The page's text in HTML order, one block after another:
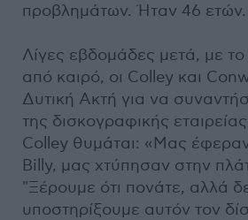
προβλημάτων. Ήταν 46 ετών.
Λίγες εβδομάδες μετά, με
από καιρό, οι Colley και
Δυτική Ακτή για να
της δισκογραφικής
Colley θυμάται: «Μας
Billy, μας χτύπησαν στην
"Ξέρουμε ότι πονάτε, αλλά
υποστηρίξουμε αυτόν τον